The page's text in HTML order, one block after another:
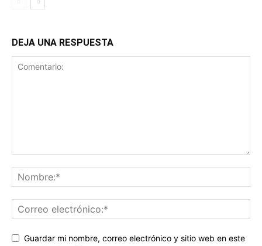
DEJA UNA RESPUESTA
Guardar mi nombre, correo electrónico y sitio web en este